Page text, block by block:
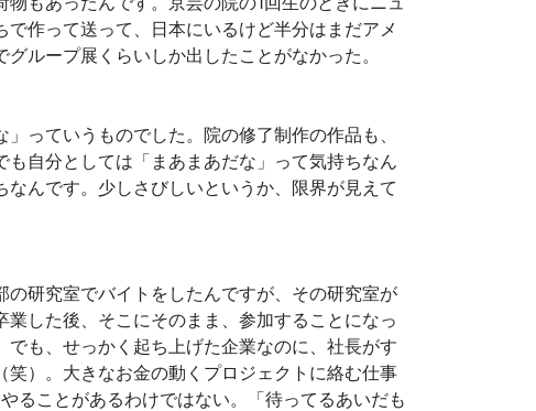
作って送って、日本にいるけど半分はまだアメ
ループ展くらいしか出したことがなかった。
っていうものでした。院の修了制作の作品も、
自分としては「まあまあだな」って気持ちなん
んです。少しさびしいというか、限界が見えて
研究室でバイトをしたんですが、その研究室が
した後、そこにそのまま、参加することになっ
も、せっかく起ち上げた企業なのに、社長がす
）。大きなお金の動くプロジェクトに絡む仕事
ることがあるわけではない。「待ってるあいだも